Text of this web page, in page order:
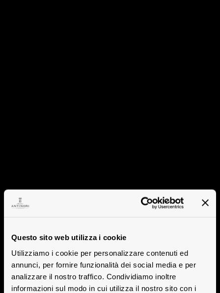
Questo sito web utilizza i cookie
Utilizziamo i cookie per personalizzare contenuti ed
annunci, per fornire funzionalità dei social media e per
analizzare il nostro traffico. Condividiamo inoltre
informazioni sul modo in cui utilizza il nostro sito con i